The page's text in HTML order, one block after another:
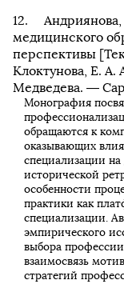
медицинского
перспективы
Клоктунова, Е. А.
Медведева. —
Монография
обращаются к
оказывающих
специализации
исторической
особенности
практики как
специализации.
эмпирического
выбора
взаимосвязь
стратегий